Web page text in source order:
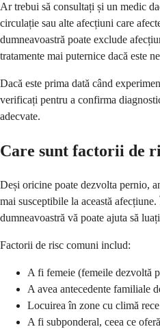
Ar trebui să consultați și un medic
circulație sau alte afecțiuni care
dumneavoastră poate exclude
tratamente mai puternice dacă este
Dacă este prima dată când
verificați pentru a confirma
adecvate.
Care sunt factorii de
Deși oricine poate dezvolta pernio,
mai susceptibile la această
dumneavoastră vă poate ajuta să
Factorii de risc comuni includ:
A fi femeie (femeile dezvoltă
A avea antecedente familiale
Locuirea în zone cu climă
A fi subponderal, ceea ce